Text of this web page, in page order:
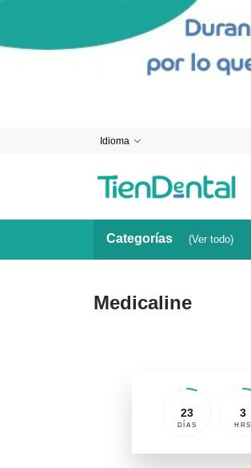
Idioma
Categorías (Ver todo)
Medicaline
23
DÍAS
3
HRS